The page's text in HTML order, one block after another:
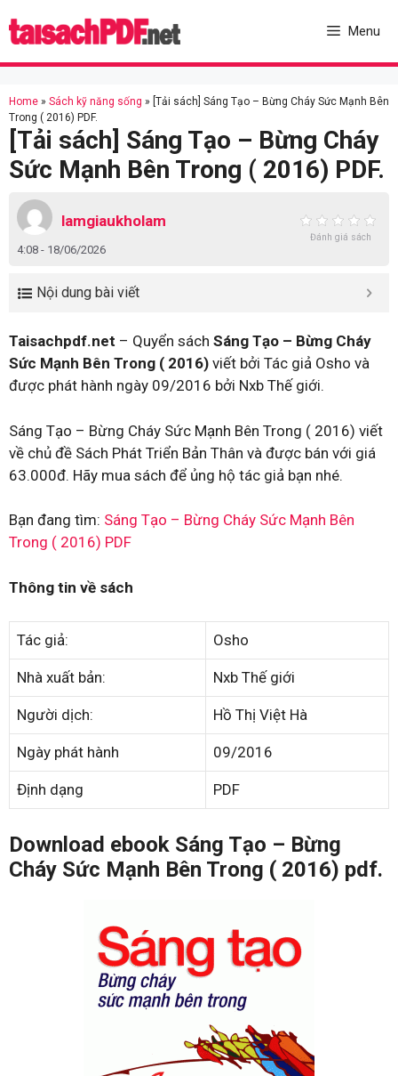
to
Menu
Home » Sách kỹ năng sống » [Tải sách] Sáng Tạo – Bừng Cháy Sức Mạnh Bên
Trong ( 2016) PDF.
[Tải sách] Sáng Tạo – Bừng Cháy
Sức Mạnh Bên Trong ( 2016) PDF.
lamgiaukholam
4:08 - 18/06/2026
Đánh giá sách
Nội dung bài viết
Taisachpdf.net – Quyển sách Sáng Tạo – Bừng Cháy
Sức Mạnh Bên Trong ( 2016) viết bởi Tác giả Osho và
được phát hành ngày 09/2016 bởi Nxb Thế giới.
Sáng Tạo – Bừng Cháy Sức Mạnh Bên Trong ( 2016) viết
về chủ đề Sách Phát Triển Bản Thân và được bán với giá
63.000đ. Hãy mua sách để ủng hộ tác giả bạn nhé.
Bạn đang tìm: Sáng Tạo – Bừng Cháy Sức Mạnh Bên
Trong ( 2016) PDF
Thông tin về sách
Tác giả: Osho
Nhà xuất bản: Nxb Thế giới
Người dịch: Hồ Thị Việt Hà
Ngày phát hành 09/2016
Định dạng PDF
Download ebook Sáng Tạo – Bừng
Cháy Sức Mạnh Bên Trong ( 2016) pdf.